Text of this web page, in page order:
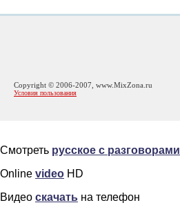
Copyright © 2006-2007, www.MixZona.ru
Условия пользования
Смотреть русское с разговорами
Online video HD
Видео скачать на телефон